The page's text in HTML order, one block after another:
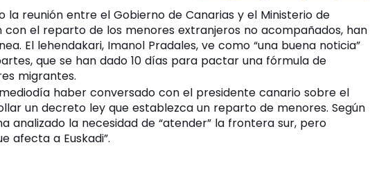
la reunión entre el Gobierno de Canarias y el Ministerio de
el reparto de los menores extranjeros no acompañados, han
El lehendakari, Imanol Pradales, ve como “una buena noticia”
que se han dado 10 días para pactar una fórmula de
migrantes.
haber conversado con el presidente canario sobre el
un decreto ley que establezca un reparto de menores. Según
analizado la necesidad de “atender” la frontera sur, pero
afecta a Euskadi”.